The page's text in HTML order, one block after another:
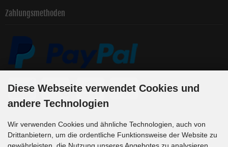
Zahlungsmethoden
Newsletter-Anmeldung
Diese Webseite verwendet Cookies und
andere Technologien
Wir verwenden Cookies und ähnliche Technologien, auch von
Drittanbietern, um die ordentliche Funktionsweise der Website zu